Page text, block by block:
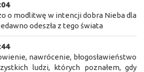
o modlitwę w intencji dobra Nieba dla
odeszła z tego świata
nawrócenie, błogosławieństwo
ludzi, których poznałem, gdy